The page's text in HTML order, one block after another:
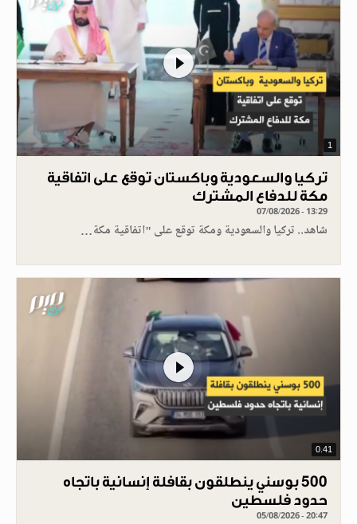
1
تركيا والسعودية وباكستان توقع على اتفاقية
مكة للدفاع المشترك
07/08/2026 - 13:29
شاهد.. تركيا والسعودية ومكة توقع على "اتفاقية مكة…
0.41
500 بوسني ينطلقون بقافلة إنسانية باتجاه
حدود فلسطين
05/08/2026 - 20:47